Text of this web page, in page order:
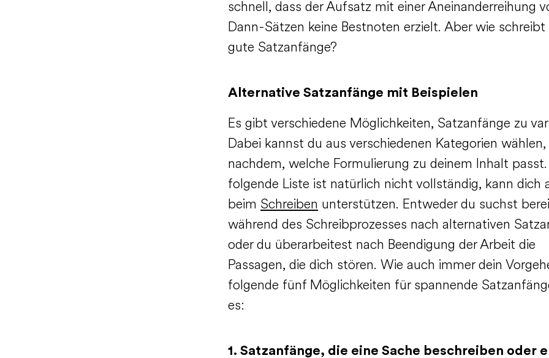
schnell, dass der Aufsatz mit einer Aneinanderreihung
Dann-Sätzen keine Bestnoten erzielt. Aber wie schreibt
gute Satzanfänge?
Alternative Satzanfänge mit Beispielen
Es gibt verschiedene Möglichkeiten, Satzanfänge zu
Dabei kannst du aus verschiedenen Kategorien wählen,
nachdem, welche Formulierung zu deinem Inhalt passt.
folgende Liste ist natürlich nicht vollständig, kann dich
beim Schreiben unterstützen. Entweder du suchst
während des Schreibprozesses nach alternativen
oder du überarbeitest nach Beendigung der Arbeit die
Passagen, die dich stören. Wie auch immer dein
folgende fünf Möglichkeiten für spannende
es:
1. Satzanfänge, die eine Sache beschreiben oder